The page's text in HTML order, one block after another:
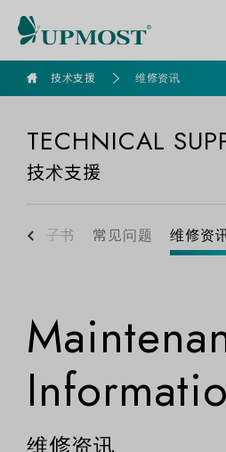
goldennet
技术支援 维修资讯
TECHNICAL
技术支援
产品电子书 常见问题 维修资